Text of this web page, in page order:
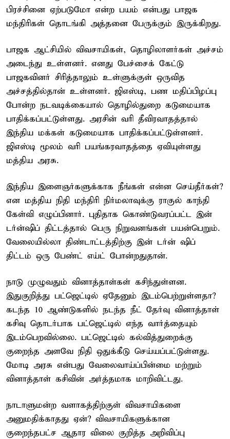
பிரச்சினை ஏற்படுமோ என்ற பயம் என்பது பாஜக
மந்திரிகள் தொடங்கி அத்தனை பேருக்கும் இருக்கிறது.
பாஜக ஆட்சியில் விவசாயிகள், தொழிலாளர்கள் அச்சம்
அடைந்து உள்ளனர். எனது பேச்சைக் கேட்டு
பாஜகவினர் சிரித்தாலும் உள்ளுக்குள் ஒருவித
அச்சத்தில்தான் உள்ளனர். ஜிஎஸ்டி, பண மதிப்பிழப்பு
போன்ற நடவடிக்கையால் தொழில்துறை கடுமையாக
பாதிக்கப்பட்டுள்ளது. அரசின் வரி தீவிரவாதத்தால்
இந்திய மக்கள் கடுமையாக பாதிக்கப்பட்டுள்ளனர்.
ஜிஎஸ்டி மூலம் வரி பயங்கரவாதத்தை ஏவியுள்ளது
மத்திய அரசு.
இந்திய இளைஞர்களுக்காக நீங்கள் என்ன செய்தீர்கள்?
என மத்திய நிதி மந்திரி நிர்மலாவுக்கு ராகுல் காந்தி
கேள்வி எழுப்பினார். புதிதாக கொண்டுவரப்பட்ட இன்
டர்ன்ஷிப் திட்டத்தால் பெரு நிறுவனங்கள் பயன்பெறும்.
வேலையில்லா திண்டாட்டத்திற்கு இன் டர்ன் ஷிப்
திட்டம் ஒரு பேண்ட் எய்ட் போன்றதுதான்.
நாடு முழுவதும் வினாத்தாள்கள் கசிந்துள்ளன.
இதுகுறித்து பட்ஜெட்டில் ஏதேனும் இடம்பெற்றுள்ளதா?
கடந்த 10 ஆண்டுகளில் நடந்த நீட் தேர்வு வினாத்தாள்
கசிவு தொடர்பாக பட்ஜெட்டில் எந்த வார்த்தையும்
இடம்பெறவில்லை. பட்ஜெட்டில் கல்வித்துறைக்கு
குறைந்த அளவே நிதி ஒதுக்கீடு செய்யப்பட்டுள்ளது.
மோடி அரசு என்பது வேலைவாய்ப்பின்மை மற்றும்
வினாத்தாள் கசிவின் அர்த்தமாக மாறிவிட்டது.
நாடாளுமன்ற வளாகத்திற்குள் விவசாயிகளை
அனுமதிக்காதது ஏன்? விவசாயிகளுக்கான
குறைந்தபட்ச ஆதார விலை குறித்த அறிவிப்பு